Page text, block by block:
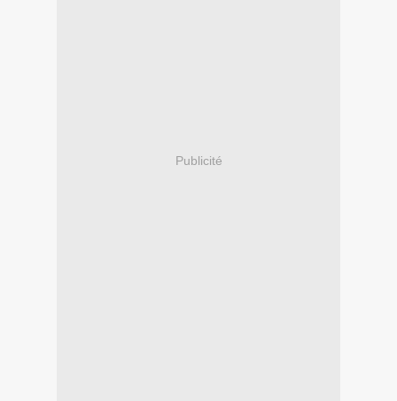
Publicité